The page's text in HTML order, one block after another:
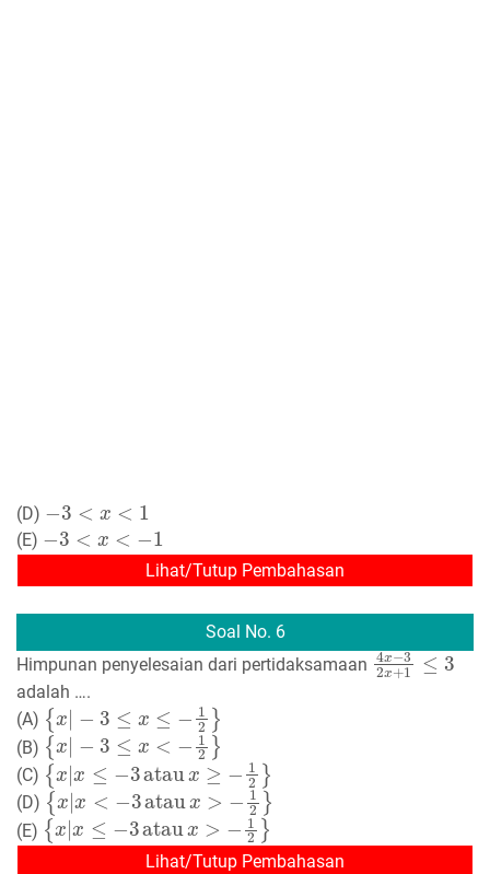
(D)
3<
(E)
3< x< −
Lihat/Tutup Pembahasan
Soal No. 6
Himpunan penyelesaian dari pertidaksamaan
4x−32x+1≤
adalah ….
(A)
{x|−3 x −
(B)
{x| − x <− 12}
(C)
{x x 3 atau x ≥ 2}
(D)
{x| x< −3 ataux>−12}
(E)
{x|x≤ 3 ataux>−12 }
Lihat/Tutup Pembahasan